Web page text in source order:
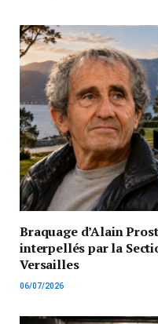
Braquage d’Alain
interpellés par la
Versailles
06/07/2026